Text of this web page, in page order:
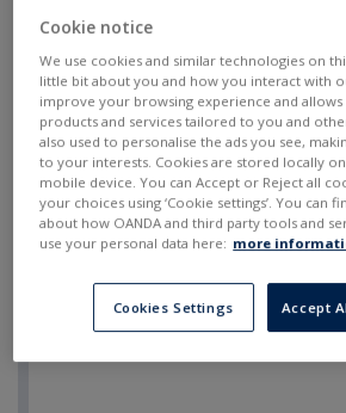
Cookie notice
We use cookies and similar technologies on
little bit about you and how you interact with
improve your browsing experience and
products and services tailored to you and
also used to personalise the ads you see,
to your interests. Cookies are stored locally
mobile device. You can Accept or Reject all
your choices using ‘Cookie settings’. You can
about how OANDA and third party tools and
use your personal data here: more
Cookies Settings Accept